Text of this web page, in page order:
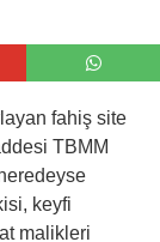
fahiş site
TBMM
keyfi
malikleri